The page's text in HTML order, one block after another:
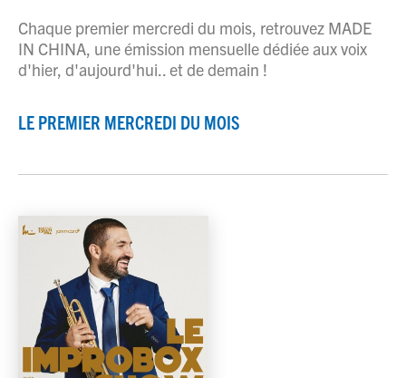
Chaque premier mercredi du mois, retrouvez MADE
IN CHINA, une émission mensuelle dédiée aux voix
d'hier, d'aujourd'hui.. et de demain !
LE PREMIER MERCREDI DU MOIS